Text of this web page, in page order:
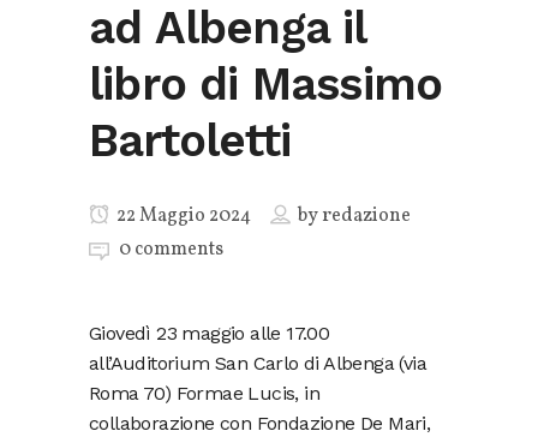
ad Albenga il
libro di Massimo
Bartoletti
22 Maggio 2024 byredazione
0 comments
Giovedì 23 maggio alle 17.00
all’Auditorium San Carlo di Albenga (via
Roma 70) Formae Lucis, in
collaborazione con Fondazione De Mari,